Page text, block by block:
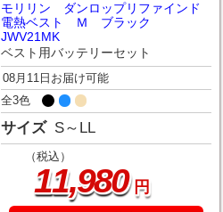
モリリン ダンロップリファインド
電熱ベスト Ｍ ブラック
JWV21MK
ベスト用バッテリーセット
08月11日お届け可能
全3色
サイズ S～LL
（税込）
11,980円